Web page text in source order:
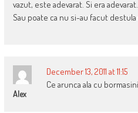
vazut, este adevarat. Si era
Sau poate ca nu si-au facut
Alex
December 13, 2011 at 11:15
Ce arunca ala cu